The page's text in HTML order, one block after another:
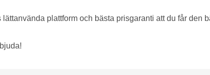
plattform och bästa prisgaranti att du får den